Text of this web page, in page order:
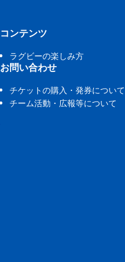
コンテンツ
ラグビーの楽しみ方
お問い合わせ
チケットの購入・発券について
チーム活動・広報等について